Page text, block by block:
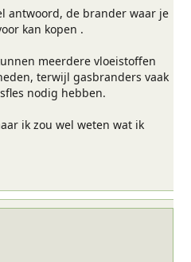
antwoord, de brander waar je
kan kopen .
meerdere vloeistoffen
terwijl gasbranders vaak
nodig hebben.
ik zou wel weten wat ik